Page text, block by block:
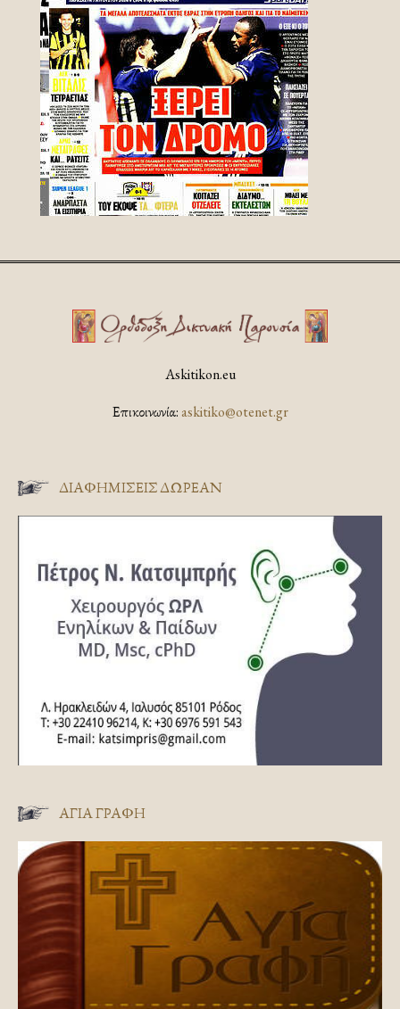
Askitikon.eu
Επικοινωνία:askitiko@otenet.gr
ΔΙΑΦΗΜΊΣΕΙΣ ΔΩΡΕΆΝ
ΑΓΊΑ ΓΡΑΦΉ